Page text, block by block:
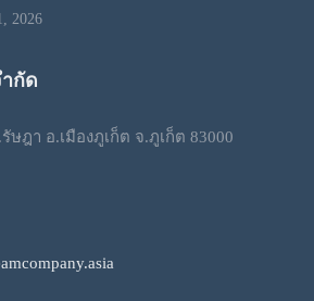
2026
กัด
ษฎา อ.เมืองภูเก็ต จ.ภูเก็ต 83000